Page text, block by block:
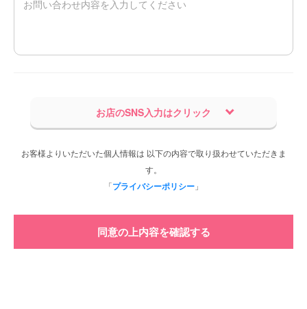
お店のSNS入力はクリック
お客様よりいただいた個人情報は 以下の内容で取り扱わせていただきま
す。
「プライバシーポリシー 」